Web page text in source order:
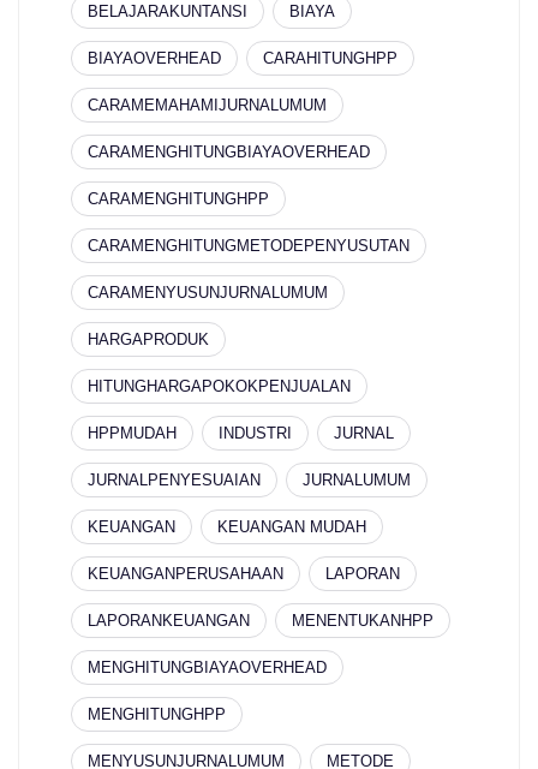
BELAJARAKUNTANSI BIAYA
BIAYAOVERHEAD CARAHITUNGHPP
CARAMEMAHAMIJURNALUMUM
CARAMENGHITUNGBIAYAOVERHEAD
CARAMENGHITUNGHPP
CARAMENGHITUNGMETODEPENYUSUTAN
CARAMENYUSUNJURNALUMUM
HARGAPRODUK
HITUNGHARGAPOKOKPENJUALAN
HPPMUDAH INDUSTRI JURNAL
JURNALPENYESUAIAN JURNALUMUM
KEUANGAN KEUANGAN MUDAH
KEUANGANPERUSAHAAN LAPORAN
LAPORANKEUANGAN MENENTUKANHPP
MENGHITUNGBIAYAOVERHEAD
MENGHITUNGHPP
MENYUSUNJURNALUMUM METODE